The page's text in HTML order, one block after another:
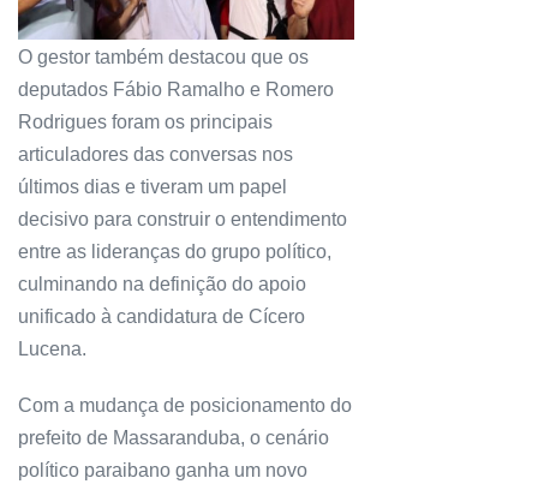
O gestor também destacou que os
deputados Fábio Ramalho e Romero
Rodrigues foram os principais
articuladores das conversas nos
últimos dias e tiveram um papel
decisivo para construir o entendimento
entre as lideranças do grupo político,
culminando na definição do apoio
unificado à candidatura de Cícero
Lucena.
Com a mudança de posicionamento do
prefeito de Massaranduba, o cenário
político paraibano ganha um novo